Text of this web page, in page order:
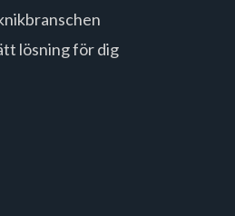
lösning för dig